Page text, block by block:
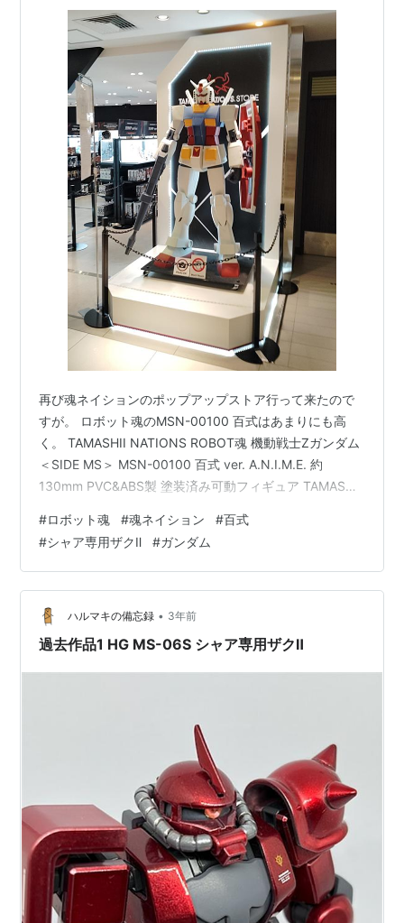
再び魂ネイションのポップアップストア行って来たので
すが。 ロボット魂のMSN-00100 百式はあまりにも高
く。 TAMASHII NATIONS ROBOT魂 機動戦士Zガンダム
＜SIDE MS＞ MSN-00100 百式 ver. A.N.I.M.E. 約
130mm PVC&ABS製 塗装済み可動フィギュア TAMASHII
ストセレクションは他のロボット魂に比べるとお買い得
ですが、RGM-79 ジムの方が欲しく。 ver.A.N.I.M.E.にな
ってからのロボット魂はお米みたいに高くなったと思う
一方、以前同店で購入し…
#ロボット魂 #魂ネイション #百式
#シャア専用ザクⅡ #ガンダム
ハルマキの備忘録 • 3年前
過去作品1 HG MS-06S シャア専用ザクⅡ